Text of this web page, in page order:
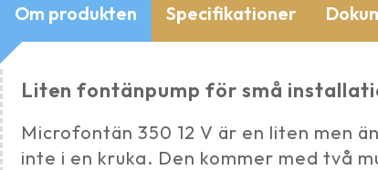
Om produkten
Specifikationer
Liten fontänpump för små
Microfontän 350 12 V är en liten men
inte i en kruka. Den kommer med två